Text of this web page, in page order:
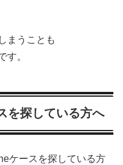
まうことも
す。
を探している方へ
ケースを探している方